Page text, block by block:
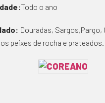
Todo o ano
Douradas, Sargos,Pargo,
peixes de rocha e prateados.